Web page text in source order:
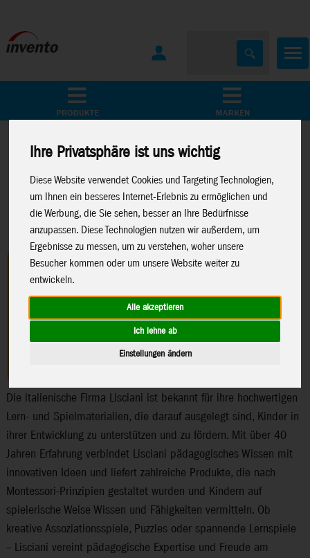
Ihre Privatsphäre ist uns wichtig
Diese Website verwendet Cookies und Targeting Technologien,
um Ihnen ein besseres Internet-Erlebnis zu ermöglichen und
die Werbung, die Sie sehen, besser an Ihre Bedürfnisse
anzupassen. Diese Technologien nutzen wir außerdem, um
Ergebnisse zu messen, um zu verstehen, woher unsere
Besucher kommen oder um unsere Website weiter zu
entwickeln.
Alle akzeptieren
Ich lehne ab
Einstellungen ändern
Die italienische Firma Lisciani ist bekannt für ihre hochwertigen
Lern- und Spielmaterialien, die darauf ausgelegt sind, Kinder in
ihrer Entwicklung zu unterstützen und zu fördern. Mit über 40
Jahren Erfahrung verbindet Lisciani pädagogisches Wissen mit
innovativen Ideen und liefert zahlreiche Produkte, die nach
Montessori-Prinzipien gestaltet wurden und Kindern auf
spielerische Weise Wissen und Fähigkeiten vermitteln. Ob
kreative Assoziationsspiele, Puzzles oder spannende Lernspiele
– Lisciani vereint pädagogische Expertise und Freude am